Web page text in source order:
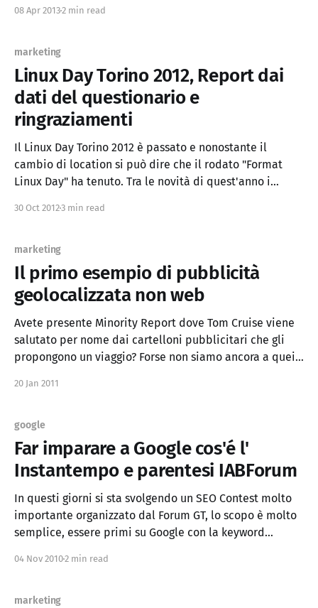
dedicato a startup wannabe e come in altre occasioni è
08 Apr 20132 min read
marketing
Linux Day Torino 2012, Report dai
dati del questionario e
ringraziamenti
Il Linux Day Torino 2012 è passato e nonostante il
cambio di location si può dire che il rodato "Format
Linux Day" ha tenuto. Tra le novità di quest'anno i
il questionario, oltre al classico LIP (Linux
30 Oct 20123 min read
marketing
Il primo esempio di pubblicità
geolocalizzata non web
Avete presente Minority Report dove Tom Cruise viene
salutato per nome dai cartelloni pubblicitari che gli
propongono un viaggio? Forse non siamo ancora a quei
"perennemente" tappezzati di cartelloni pubblicitari
20 Jan 2011
google
Far imparare a Google cos'é l'
Instantempo e parentesi IABForum
In questi giorni si sta svolgendo un SEO Contest molto
importante organizzato dal Forum GT, lo scopo è molto
semplice, essere primi su Google con la keyword
Nessuna regola, tutto è lecito. Sì, ma cos'é l'
04 Nov 20102 min read
marketing